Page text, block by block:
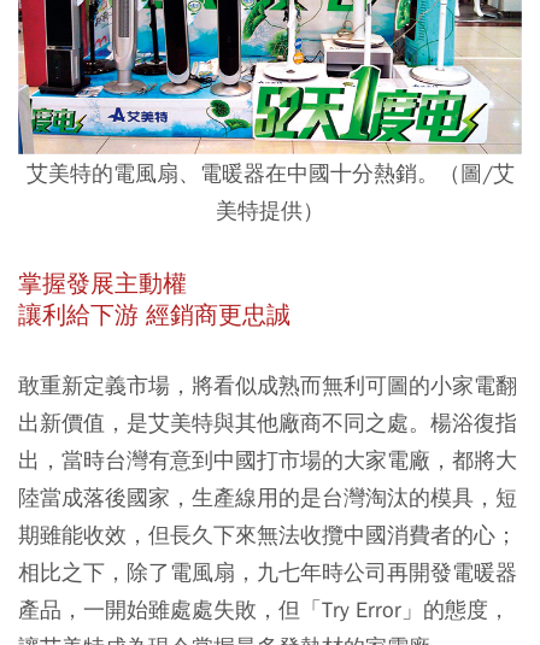
艾美特的電風扇、電暖器在中國十分熱銷。（圖/艾
美特提供）
掌握發展主動權
讓利給下游 經銷商更忠誠
敢重新定義市場，將看似成熟而無利可圖的小家電翻
出新價值，是艾美特與其他廠商不同之處。楊浴復指
出，當時台灣有意到中國打市場的大家電廠，都將大
陸當成落後國家，生產線用的是台灣淘汰的模具，短
期雖能收效，但長久下來無法收攬中國消費者的心；
相比之下，除了電風扇，九七年時公司再開發電暖器
產品，一開始雖處處失敗，但「Try Error」的態度，